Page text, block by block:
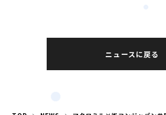
ニュースに戻る